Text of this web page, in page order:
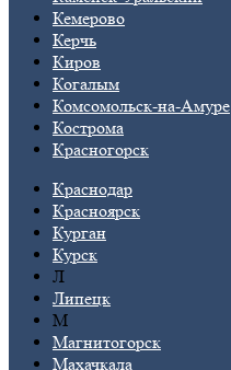
Кемерово
Керчь
Киров
Когалым
Комсомольск-на-Амуре
Кострома
Красногорск
Краснодар
Красноярск
Курган
Курск
Л
Липецк
М
Магнитогорск
Махачкала